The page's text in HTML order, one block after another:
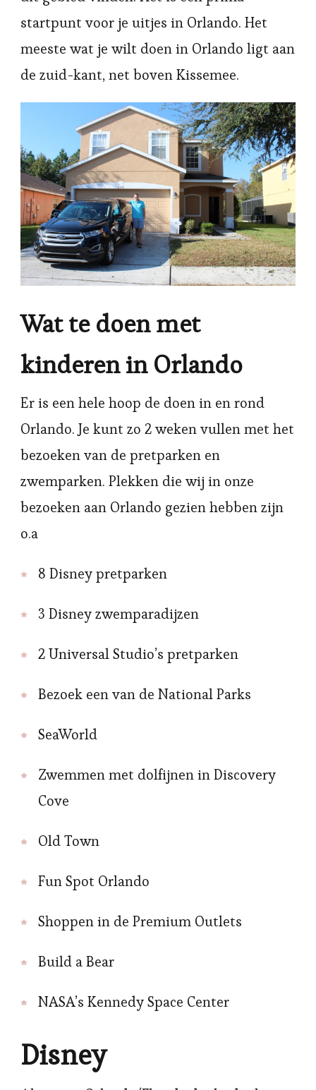
startpunt voor je uitjes in Orlando. Het
meeste wat je wilt doen in Orlando ligt aan
de zuid-kant, net boven Kissemee.
Wat te doen met
kinderen in Orlando
Er is een hele hoop de doen in en rond
Orlando. Je kunt zo 2 weken vullen met het
bezoeken van de pretparken en
zwemparken. Plekken die wij in onze
bezoeken aan Orlando gezien hebben zijn
o.a
8 Disney pretparken
3 Disney zwemparadijzen
2 Universal Studio’s pretparken
Bezoek een van de National Parks
SeaWorld
Zwemmen met dolfijnen in Discovery
Cove
Old Town
Fun Spot Orlando
Shoppen in de Premium Outlets
Build a Bear
NASA’s Kennedy Space Center
Disney